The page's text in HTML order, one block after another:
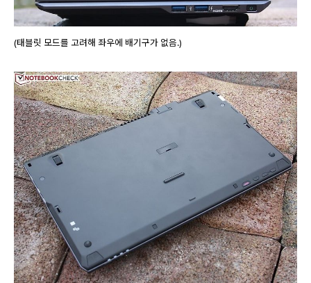
(태블릿 모드를 고려해 좌우에 배기구가 없음.)